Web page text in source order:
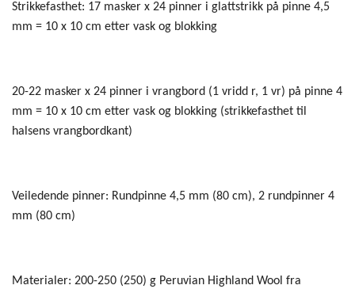
Strikkefasthet: 17 masker x 24 pinner i glattstrikk på pinne 4,5
mm = 10 x 10 cm etter vask og blokking
20-22 masker x 24 pinner i vrangbord (1 vridd r, 1 vr) på pinne 4
mm = 10 x 10 cm etter vask og blokking (strikkefasthet til
halsens vrangbordkant)
Veiledende pinner: Rundpinne 4,5 mm (80 cm), 2 rundpinner 4
mm (80 cm)
Materialer: 200-250 (250) g Peruvian Highland Wool fra